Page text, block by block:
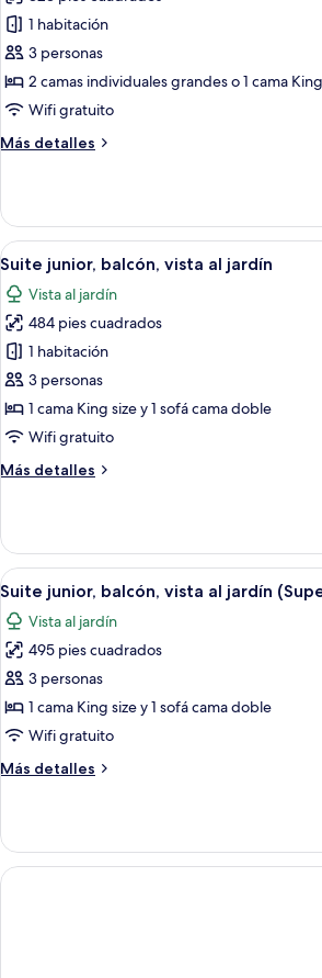
fotos
de
Habitación
doble
balcón
1 habitación
3 personas
2 camas individuales grandes o 1 cama
Wifi gratuito
Más detalles
Más
doble
estándar,
balcón
Abrir
todas
las
fotos
de
Suite
junior,
balcón,
al
Una
5
Suite junior, balcón, vista al jardín
Vista al jardín
484 pies cuadrados
1 habitación
3 personas
1 cama King size y 1 sofá cama doble
Wifi gratuito
Más detalles
Más
junior,
balcón,
vista
jardín
Abrir
todas
las
fotos
de
Suite
junior,
vista
(Superior)
6
Suite junior, balcón, vista al jardín
Vista al jardín
495 pies cuadrados
3 personas
1 cama King size y 1 sofá cama doble
Wifi gratuito
Más detalles
Más
junior,
balcón,
vista